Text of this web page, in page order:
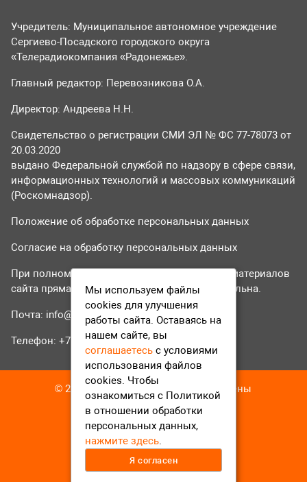
Учредитель: Муниципальное автономное учреждение
Сергиево-Посадского городского округа
«Телерадиокомпания «Радонежье».
Главный редактор: Перевозникова О.А.
Директор: Андреева Н.Н.
Свидетельство о регистрации СМИ ЭЛ № ФС 77-78073 от
20.03.2020
выдано Федеральной службой по надзору в сфере связи,
информационных технологий и массовых коммуникаций
(Роскомнадзор).
Положение об обработке персональных данных
Согласие на обработку персональных данных
При полном или частичном использовании материалов
сайта прямая гиперссылка на tvr24.tv обязательна.
Почта: info@tvr24.tv
Телефон: +7 (496) 551-04-95
© 2016-2023 ТВР24 Все права защищены
Мы используем файлы
cookies для улучшения
работы сайта. Оставаясь на
нашем сайте, вы
соглашаетесь с условиями
использования файлов
cookies. Чтобы
ознакомиться с Политикой
в отношении обработки
персональных данных,
нажмите здесь.
Я согласен